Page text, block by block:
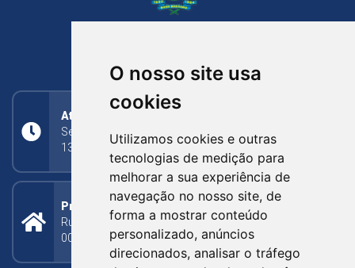
O nosso site usa
cookies
Utilizamos cookies e outras
tecnologias de medição para
melhorar a sua experiência de
navegação no nosso site, de
forma a mostrar conteúdo
personalizado, anúncios
direcionados, analisar o tráfego
Atendimento
Segunda a Sexta: 8h às 11h30min (manhã);
13h30min às 17h (tarde)
Prefeitura Municipal
Rua Silva Jardim, 505 - Bairro Centro - CEP: 95340-
000